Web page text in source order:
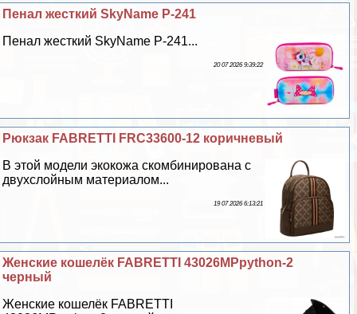
Пенал жесткий SkyName P-241
Пенал жесткий SkyName P-241...
20 07 2026 9:39:22
Рюкзак FABRETTI FRC33600-12 коричневый
В этой модели экокожа скомбинирована с
двухслойным материалом...
19 07 2026 6:13:21
Женские кошелёк FABRETTI 43026MPpython-2
черный
Женские кошелёк FABRETTI